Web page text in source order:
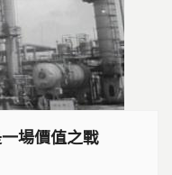
場價值之戰